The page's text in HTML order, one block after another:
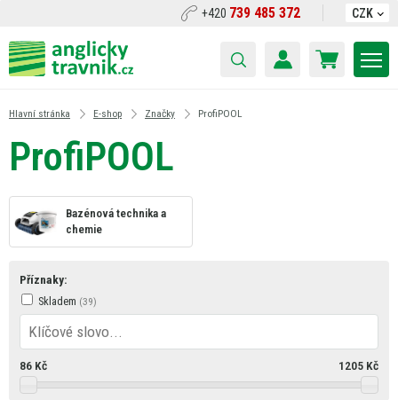
+420 739 485 372 CZK
Hlavní stránka E-shop Značky ProfiPOOL
ProfiPOOL
Bazénová technika a
chemie
Příznaky:
Skladem
86Kč 1205 Kč